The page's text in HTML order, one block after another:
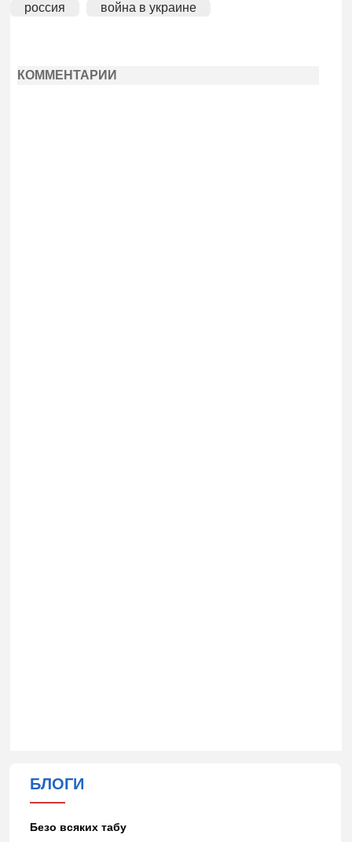
россия война в украине
КОММЕНТАРИИ
БЛОГИ
Безо всяких табу